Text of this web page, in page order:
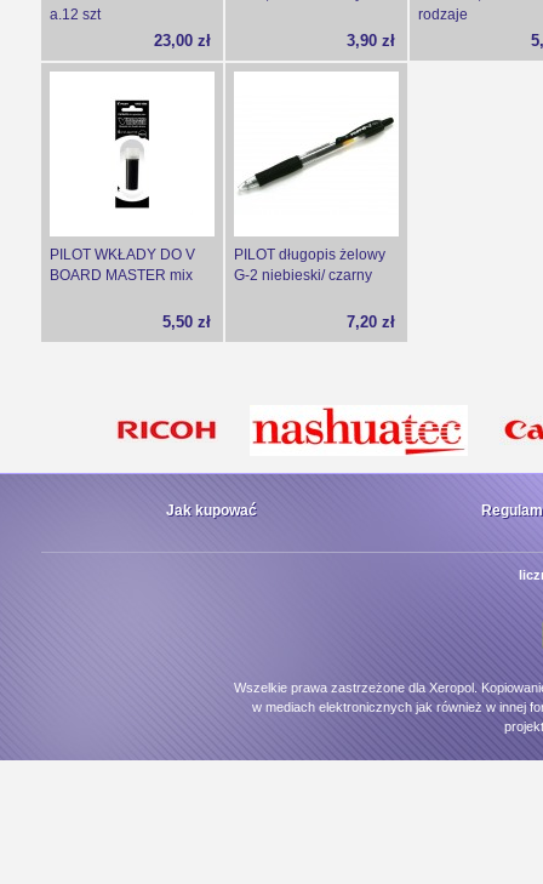
a.12 szt
23,00 zł 3,90 zł
rodzaje
PILOT WKŁADY DO V
BOARD MASTER mix
5,50 zł
PILOT długopis żelowy
G-2 niebieski/ czarny
7,20 zł
Jak kupować
Wszelkie prawa zastrzeżone dla Xeropol.
w mediach elektronicznych jak również w innej